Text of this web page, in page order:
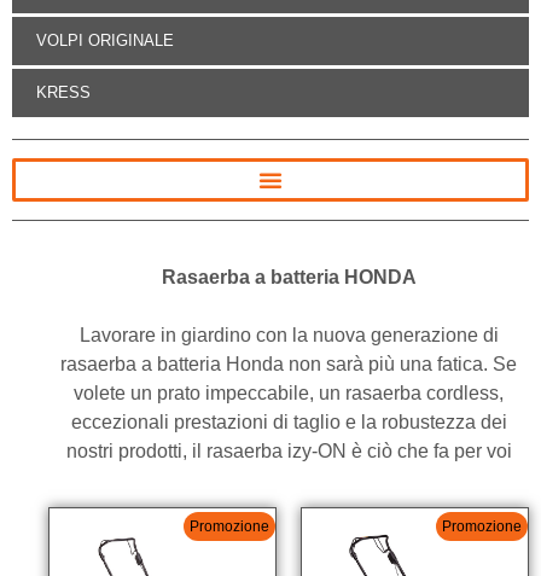
VOLPI ORIGINALE
KRESS
Rasaerba a batteria HONDA
Lavorare in giardino con la nuova generazione di
rasaerba a batteria Honda non sarà più una fatica. Se
volete un prato impeccabile, un rasaerba cordless,
eccezionali prestazioni di taglio e la robustezza dei
nostri prodotti, il rasaerba izy-ON è ciò che fa per voi
Promozione Promozione